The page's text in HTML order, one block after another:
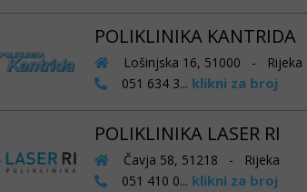
POLIKLINIKA KANTRIDA
Lošinjska 16, 51000 - Rijeka
051 634 3... klikni za broj
POLIKLINIKA LASER RI
Čavja 58, 51218 - Rijeka
051 410 0... klikni za broj